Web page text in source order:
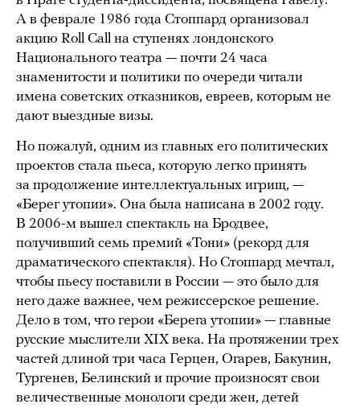
А в феврале 1986 года Стоппард организовал
акцию Roll Call на ступенях лондонского
Национального театра — почти 24 часа
знаменитости и политики по очереди читали
имена советских отказников, евреев, которым не
дают выездные визы.
Но пожалуй, одним из главных его политических
проектов стала пьеса, которую легко принять
за продолжение интеллектуальных игрищ, —
«Берег утопии». Она была написана в 2002 году.
В 2006-м вышел спектакль на Бродвее,
получивший семь премий «Тони» (рекорд для
драматического спектакля). Но Стоппард мечтал,
чтобы пьесу поставили в России — это было для
него даже важнее, чем режиссерское решение.
Дело в том, что герои «Берега утопии» — главные
русские мыслители XIX века. На протяжении трех
частей длиной три часа Герцен, Огарев, Бакунин,
Тургенев, Белинский и прочие произносят свои
величественные монологи среди жен, детей